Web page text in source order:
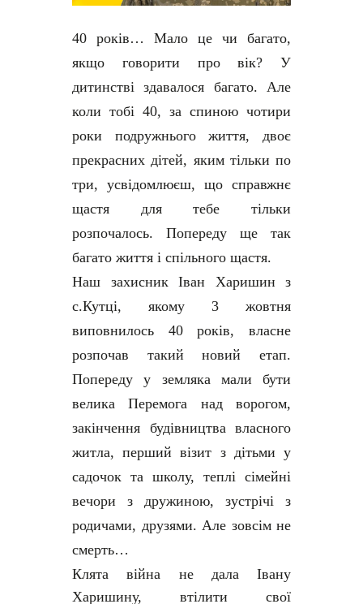
40 років… Мало це чи багато,
якщо говорити про вік? У
дитинстві здавалося багато. Але
коли тобі 40, за спиною чотири
роки подружнього життя, двоє
прекрасних дітей, яким тільки по
три, усвідомлюєш, що справжнє
щастя для тебе тільки
розпочалось. Попереду ще так
багато життя і спільного щастя.
Наш захисник Іван Харишин з
с.Кутці, якому 3 жовтня
виповнилось 40 років, власне
розпочав такий новий етап.
Попереду у земляка мали бути
велика Перемога над ворогом,
закінчення будівництва власного
житла, перший візит з дітьми у
садочок та школу, теплі сімейні
вечори з дружиною, зустрічі з
родичами, друзями. Але зовсім не
смерть…
Клята війна не дала Івану
Харишину, втілити свої